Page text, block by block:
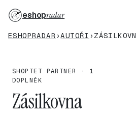
eshopradar
ESHOPRADAR ›AUTOŘI ›
SHOPTET PARTNER · 1
DOPLNĚK
Zásilkovna